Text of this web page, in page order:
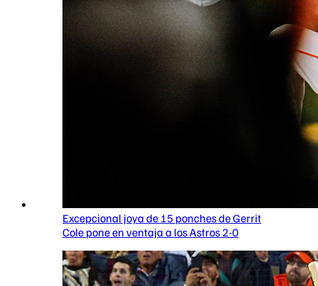
Excepcional joya de 15 ponches de Gerrit
Cole pone en ventaja a los Astros 2-0